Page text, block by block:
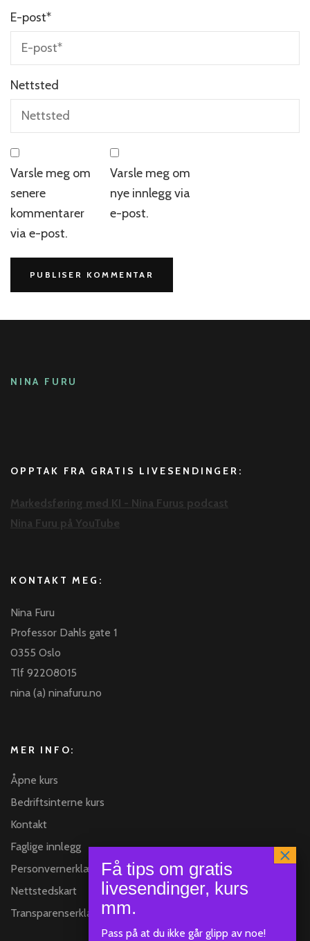
E-post*
Nettsted
Varsle meg om
senere
kommentarer
via e-post.
Varsle meg om
nye innlegg via
e-post.
NINA FURU
OPPTAK FRA GRATIS LIVESENDINGER:
Markedsføring med KI - Nina Furus podcast
Nina Furu på YouTube
KONTAKT MEG:
Nina Furu
Professor Dahls gate 1
0355 Oslo
Tlf 92208015
nina (a) ninafuru.no
MER INFO:
Åpne kurs
Bedriftsinterne kurs
Kontakt
Faglige innlegg
Personvernerklæring
Nettstedskart
Transparenserklæring
Pass på at du ikke går glipp av noe!
SEND